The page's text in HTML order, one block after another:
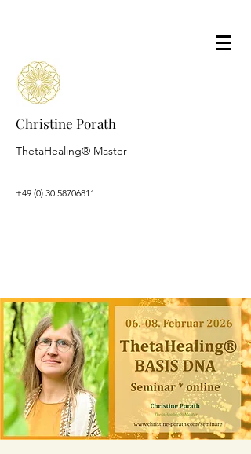
Christine Porath
ThetaHealing® Master
+49 (0) 30 58706811